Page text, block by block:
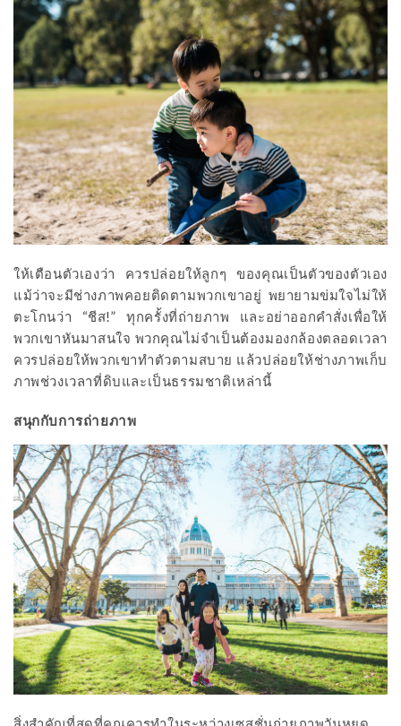
ให้เตือนตัวเองว่า ควรปล่อยให้ลูกๆ ของคุณเป็นตัวของตัวเอง
แม้ว่าจะมีช่างภาพคอยติดตามพวกเขาอยู่ พยายามข่มใจไม่ให้
ตะโกนว่า “ชีส!” ทุกครั้งที่ถ่ายภาพ และอย่าออกคำสั่งเพื่อให้
พวกเขาหันมาสนใจ พวกคุณไม่จำเป็นต้องมองกล้องตลอดเวลา
ควรปล่อยให้พวกเขาทำตัวตามสบาย แล้วปล่อยให้ช่างภาพเก็บ
ภาพช่วงเวลาที่ดิบและเป็นธรรมชาติเหล่านี้
สนุกกับการถ่ายภาพ